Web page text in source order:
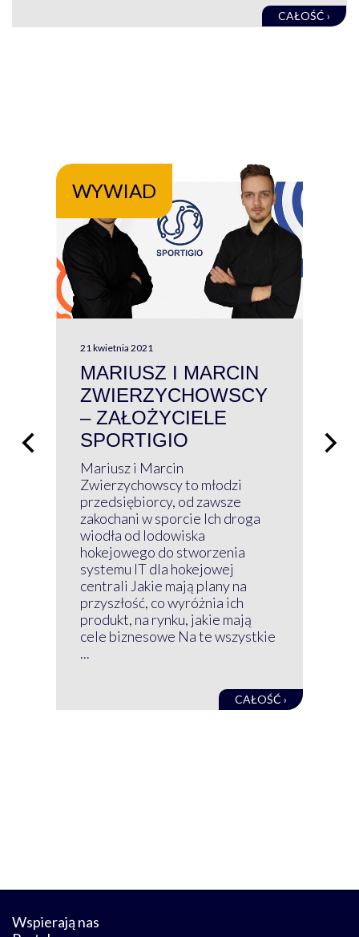
CAŁOŚĆ ›
WYWIAD
21 kwietnia 2021
MARIUSZ I MARCIN
ZWIERZYCHOWSCY
– ZAŁOŻYCIELE
SPORTIGIO
Mariusz i Marcin
Zwierzychowscy to młodzi
przedsiębiorcy, od zawsze
zakochani w sporcie Ich droga
wiodła od lodowiska
hokejowego do stworzenia
systemu IT dla hokejowej
centrali Jakie mają plany na
przyszłość, co wyróżnia ich
produkt, na rynku, jakie mają
cele biznesowe Na te wszystkie
...
CAŁOŚĆ ›
Wspierają nas